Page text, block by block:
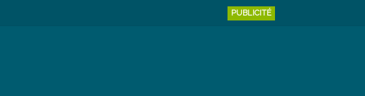
PUBLICITÉ